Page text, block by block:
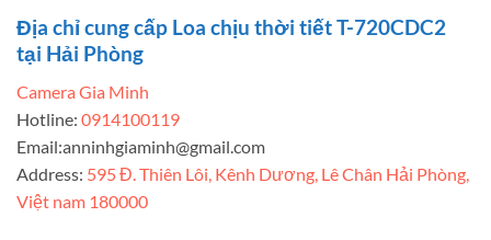
Địa chỉ cung cấp Loa chịu thời tiết T-720CDC2
tại Hải Phòng
Camera Gia Minh
Hotline: 0914100119
Email:anninhgiaminh@gmail.com
Address: 595 Đ. Thiên Lôi, Kênh Dương, Lê Chân Hải Phòng,
Việt nam 180000